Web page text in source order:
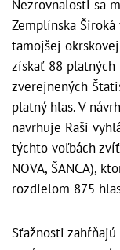
Nezrovnalosti sa
Zemplínska
tamojšej
získať 88 platných
zverejnených
platný hlas. V
navrhuje Raši
týchto voľbách
NOVA, ŠANCA),
rozdielom 875
Sťažnosti